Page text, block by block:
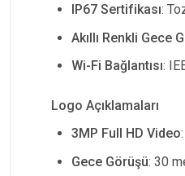
IP67 Sertifikası:
Akıllı Renkli Gece
Wi-Fi Bağlantısı:
Logo Açıklamaları
3MP Full HD Video
Gece Görüşü: 30